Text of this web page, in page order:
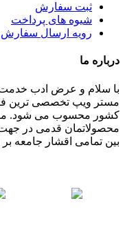
ثبت سفارش
شیوه های پرداخت
رویه ارسال سفارش
درباره ما
با سلام و عرض ادب خدمت
مستر ویپ تخصصی ترین
کشور محسوب می شود. ما
محصولاتمان قدمی در جهت
بین تمامی اقشار جامعه بر